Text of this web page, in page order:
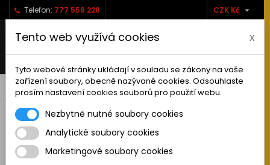
Telefon: 777 558 228 CZK Kč 
   shopping_cart0
RC AUTA
Sestavená auta elektro
Tento web využívá cookies x
Tyto webové stránky ukládají v souladu se zákony na vaše
zařízení soubory, obecně nazývané cookies. Odsouhlaste
prosím nastavení cookies souborů pro použití webu.
Nezbytně nutné soubory cookies
Analytické soubory cookies
Marketingové soubory cookies